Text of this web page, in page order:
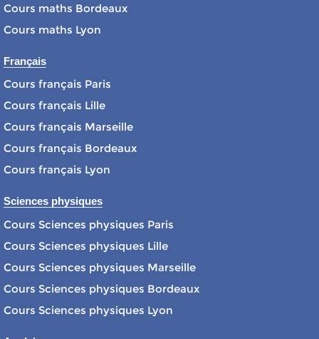
Cours maths Bordeaux
Cours maths Lyon
Français
Cours français Paris
Cours français Lille
Cours français Marseille
Cours français Bordeaux
Cours français Lyon
Sciences physiques
Cours Sciences physiques Paris
Cours Sciences physiques Lille
Cours Sciences physiques Marseille
Cours Sciences physiques Bordeaux
Cours Sciences physiques Lyon